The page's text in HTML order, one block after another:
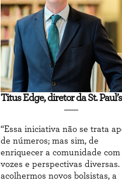
Titus Edge, diretor da St. Paul’s
“Essa iniciativa não se trata
de números; mas sim, de
enriquecer a comunidade com
vozes e perspectivas diversas.
acolhermos novos bolsistas, a